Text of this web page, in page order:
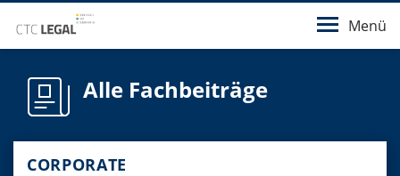
Menü
Alle Fachbeiträge
CORPORATE